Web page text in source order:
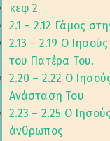
κεφ 2
2.1 – 2.12 Γάμος
2.13 – 2.19 Ο
του Πατέρα Του.
2.20 – 2.22 Ο
Ανάσταση Του
2.23 – 2.25 Ο
άνθρωπος